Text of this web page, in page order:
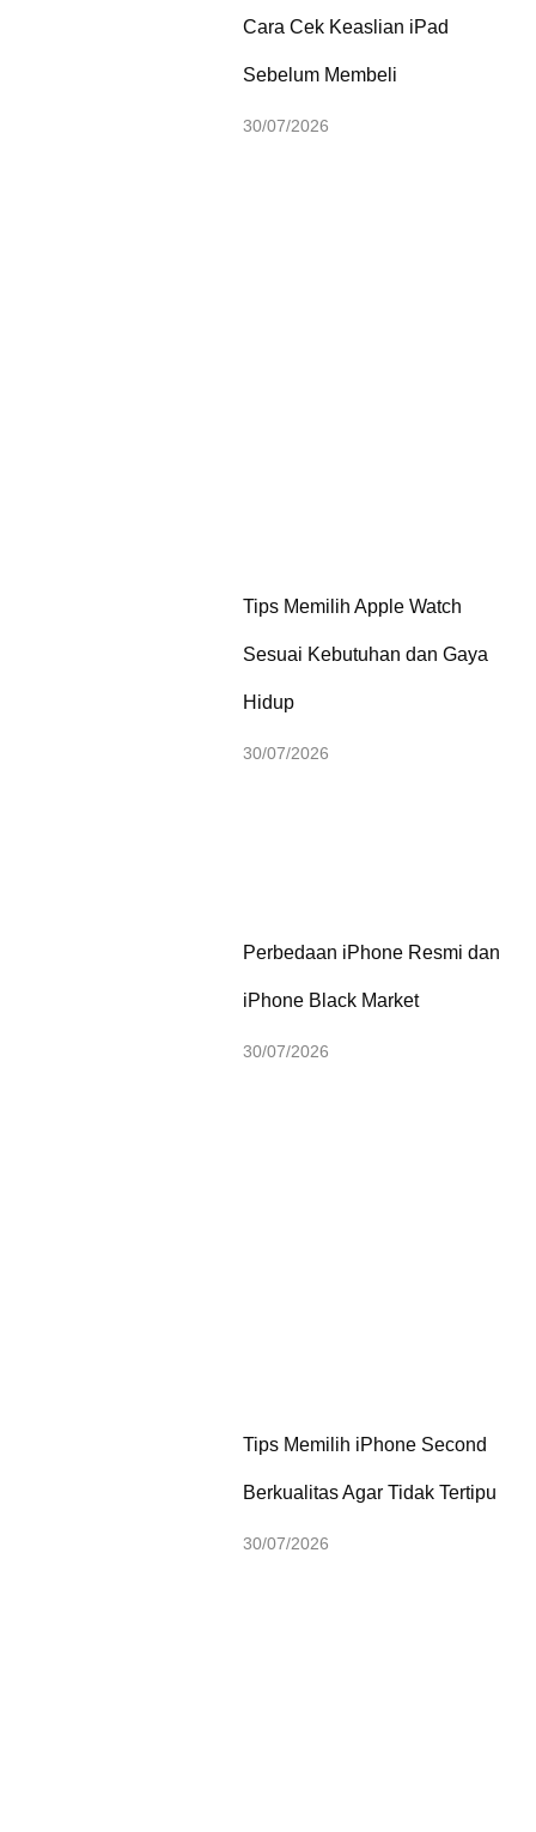
Cara Cek Keaslian iPad
Sebelum Membeli
30/07/2026
Tips Memilih Apple Watch
Sesuai Kebutuhan dan Gaya
Hidup
30/07/2026
Perbedaan iPhone Resmi dan
iPhone Black Market
30/07/2026
Tips Memilih iPhone Second
Berkualitas Agar Tidak Tertipu
30/07/2026